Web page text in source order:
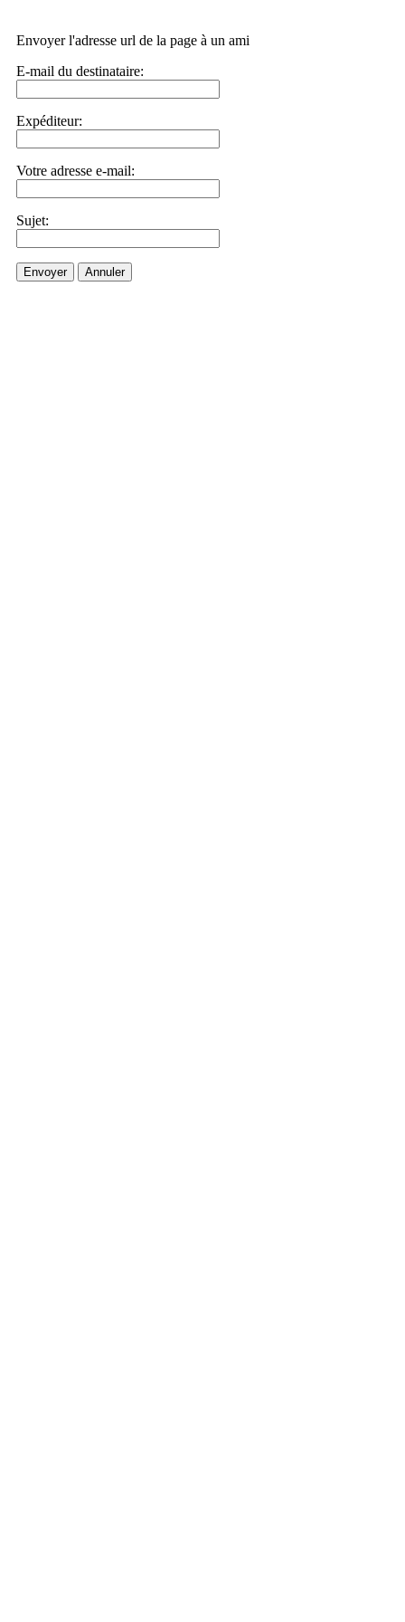
Envoyer l'adresse url de la page à un ami
E-mail du destinataire:
Expéditeur:
Votre adresse e-mail:
Sujet:
Envoyer Annuler